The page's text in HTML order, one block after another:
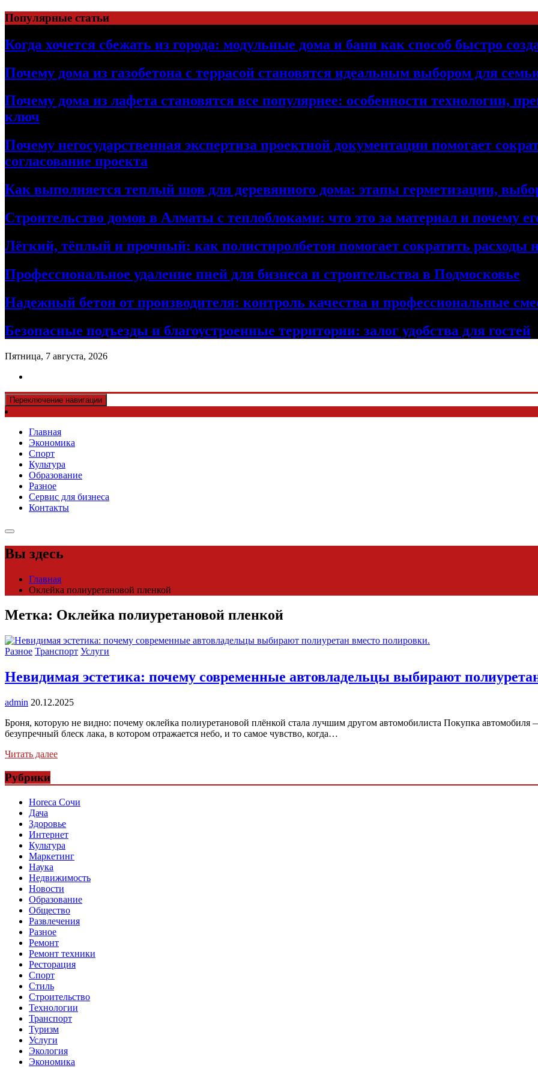
Перейти
к
содержимому
Популярные статьи
Когда хочется сбежать из города: модульные дома и бани как способ быстро
Почему дома из газобетона с террасой становятся идеальным выбором для
Почему дома из лафета становятся все популярнее: особенности технологии,
ключ
Почему негосударственная экспертиза проектной документации помогает
согласование проекта
Как выполняется теплый шов для деревянного дома: этапы герметизации,
Строительство домов в Алматы с теплоблоками: что это за материал и почему
Лёгкий, тёплый и прочный: как полистиролбетон помогает сократить расходы
Профессиональное удаление пней для бизнеса и строительства в Подмосковье
Надежный бетон от производителя: контроль качества и профессиональные
Безопасные подъезды и благоустроенные территории: залог удобства для гостей
Пятница, 7 августа, 2026
Переключение навигации
Главная
Экономика
Спорт
Культура
Образование
Разное
Сервис для бизнеса
Контакты
Вы здесь
Главная
Оклейка полиуретановой пленкой
Метка: Оклейка полиуретановой пленкой
Разное Транспорт Услуги
Невидимая эстетика: почему современные автовладельцы выбирают
admin 20.12.2025
Броня, которую не видно: почему оклейка полиуретановой плёнкой стала лучшим другом автомобилиста Покупка автомобиля
безупречный блеск лака, в котором отражается небо, и то самое чувство, когда…
Читать далее
Рубрики
Horeca Сочи
Дача
Здоровье
Интернет
Культура
Маркетинг
Наука
Недвижимость
Новости
Образование
Общество
Развлечения
Разное
Ремонт
Ремонт техники
Ресторация
Спорт
Стиль
Строительство
Технологии
Транспорт
Туризм
Услуги
Экология
Экономика